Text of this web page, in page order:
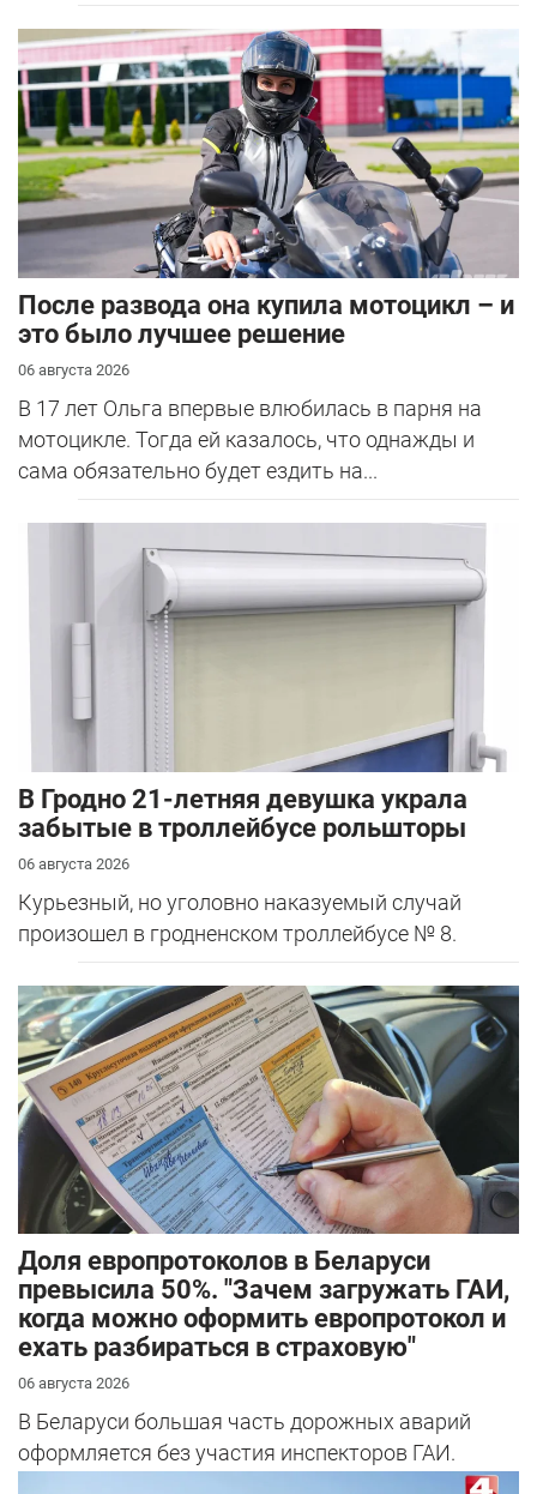
После развода она купила мотоцикл – и
это было лучшее решение
06 августа 2026
В 17 лет Ольга впервые влюбилась в парня на
мотоцикле. Тогда ей казалось, что однажды и
сама обязательно будет ездить на...
В Гродно 21-летняя девушка украла
забытые в троллейбусе рольшторы
06 августа 2026
Курьезный, но уголовно наказуемый случай
произошел в гродненском троллейбусе № 8.
Доля европротоколов в Беларуси
превысила 50%. "Зачем загружать ГАИ,
когда можно оформить европротокол и
ехать разбираться в страховую"
06 августа 2026
В Беларуси большая часть дорожных аварий
оформляется без участия инспекторов ГАИ.